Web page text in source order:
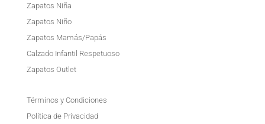
Zapatos Niña
Zapatos Niño
Zapatos Mamás/Papás
Calzado Infantil Respetuoso
Zapatos Outlet
Términos y Condiciones
Política de Privacidad